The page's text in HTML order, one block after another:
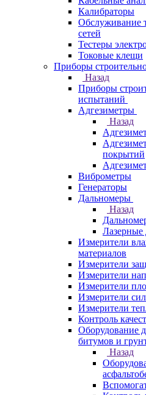
Калибраторы
Обслуживание
сетей
Тестеры
Токовые клещи
Приборы
Назад
Приборы
испытаний
Адгезиметры
Назад
покрытий
Виброметры
Генераторы
Дальномеры
Назад
Лазерные
Измерители
материалов
Измерители
Измерители
Измерители
Измерители
Измерители
Контроль
Оборудование
битумов и
Назад